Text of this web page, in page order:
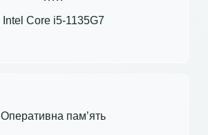
Intel Core i5-1135G7
Оперативна пам’ять